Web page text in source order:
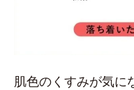
肌色のくすみが気に